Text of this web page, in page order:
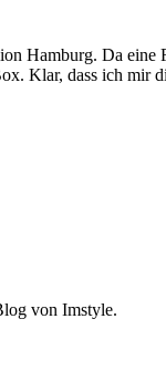
Hamburg. Da eine
Klar, dass ich mir
von Imstyle.